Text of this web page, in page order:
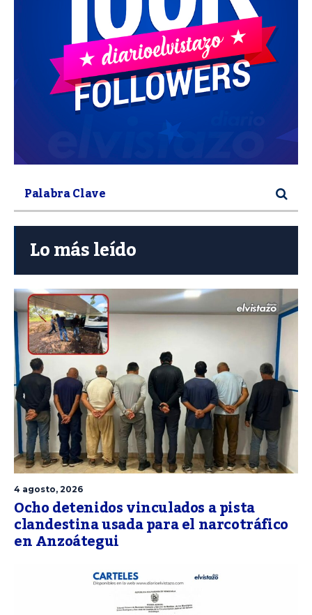
Lo más leído
4 agosto, 2026
Ocho detenidos vinculados a pista
clandestina usada para el narcotráfico
en Anzoátegui